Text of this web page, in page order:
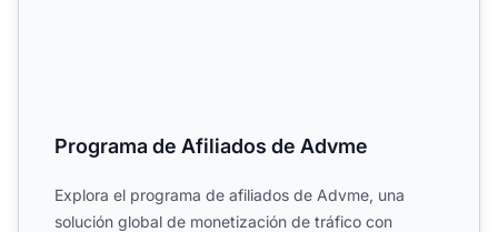
Programa de Afiliados de Advme
Explora el programa de afiliados de Advme, una
solución global de monetización de tráfico con